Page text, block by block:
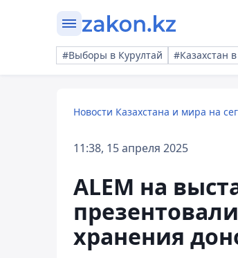
#Выборы в Курултай #Казахстан
Новости Казахстана и мира на
11:38, 15 апреля 2025
ALEM на
хранения